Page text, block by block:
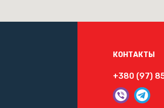
КОНТАКТЫ
+380 (97)